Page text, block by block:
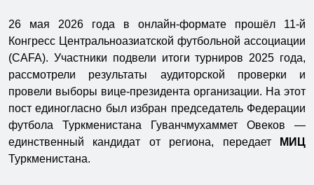
26 мая 2026 года в онлайн-формате прошёл 11-й
Конгресс Центральноазиатской футбольной ассоциации
(CAFA). Участники подвели итоги турниров 2025 года,
рассмотрели результаты аудиторской проверки и
провели выборы вице-президента организации. На этот
пост единогласно был избран председатель Федерации
футбола Туркменистана Гуванчмухаммет Овеков —
единственный кандидат от региона, передает
МИЦ
Туркменистана.